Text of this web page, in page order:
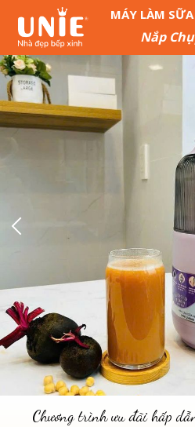
MÁY LÀM
Nắp
Chương trình ưu đãi hấp